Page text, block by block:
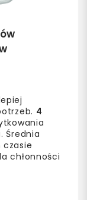
4
Średnia
chłonności